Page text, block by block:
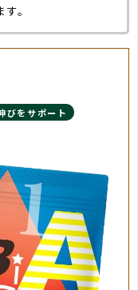
。
びをサポート